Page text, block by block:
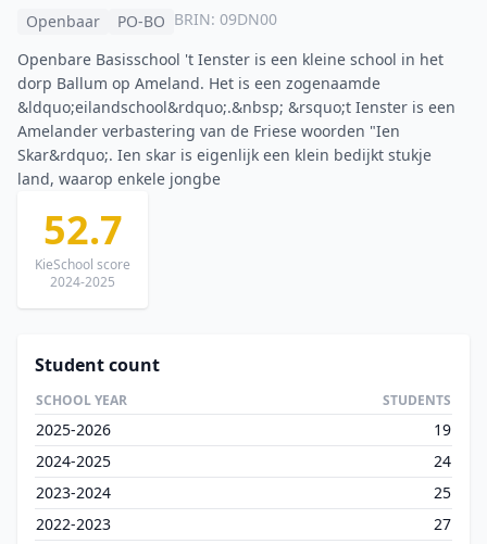
Openbaar
PO-BO BRIN: 09DN00
Openbare Basisschool 't Ienster is een kleine school in het
dorp Ballum op Ameland. Het is een zogenaamde
&ldquo;eilandschool&rdquo;.&nbsp; &rsquo;t Ienster is een
Amelander verbastering van de Friese woorden "Ien
Skar&rdquo;. Ien skar is eigenlijk een klein bedijkt stukje
land, waarop enkele jongbe
52.7
KieSchool score
2024-2025
Student count
SCHOOL YEAR STUDENTS
2025-2026
19
2024-2025
24
2023-2024
25
2022-2023
27